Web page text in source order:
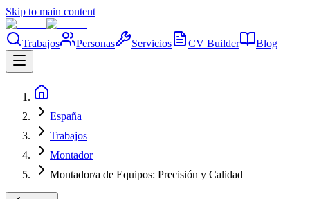
Skip to main content
Trabajos Personas Servicios CV Builder Blog
España
Trabajos
Montador
Montador/a de Equipos: Precisión y Calidad